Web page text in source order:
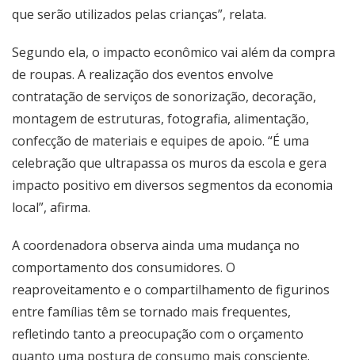
que serão utilizados pelas crianças”, relata.
Segundo ela, o impacto econômico vai além da compra
de roupas. A realização dos eventos envolve
contratação de serviços de sonorização, decoração,
montagem de estruturas, fotografia, alimentação,
confecção de materiais e equipes de apoio. “É uma
celebração que ultrapassa os muros da escola e gera
impacto positivo em diversos segmentos da economia
local”, afirma.
A coordenadora observa ainda uma mudança no
comportamento dos consumidores. O
reaproveitamento e o compartilhamento de figurinos
entre famílias têm se tornado mais frequentes,
refletindo tanto a preocupação com o orçamento
quanto uma postura de consumo mais consciente.